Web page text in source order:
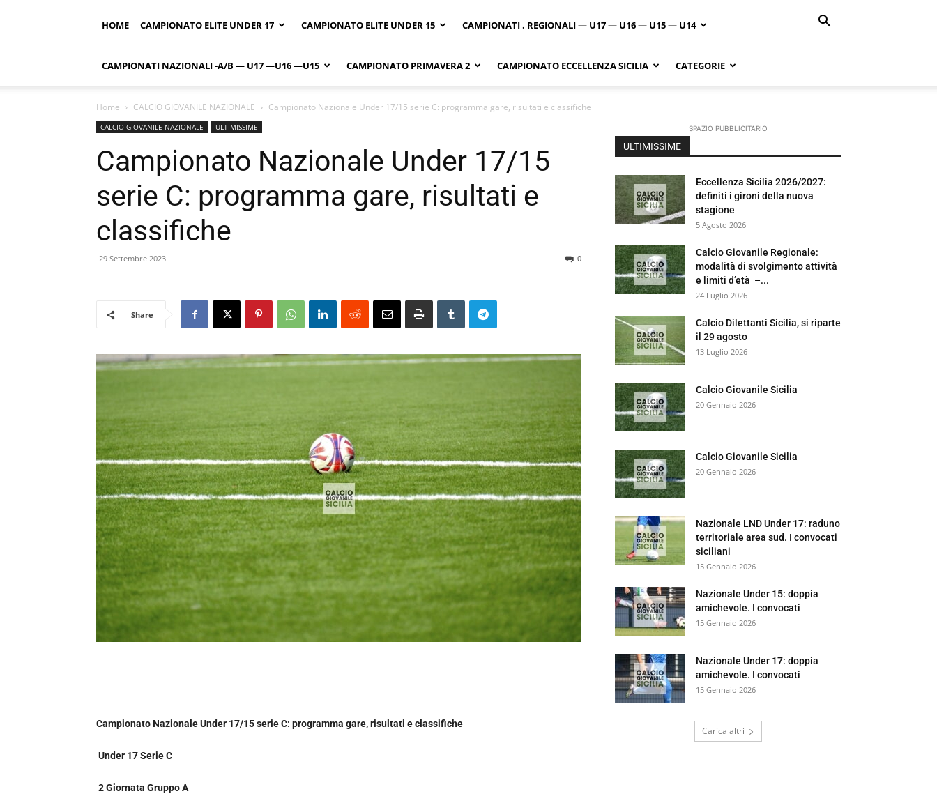
HOME CAMPIONATO ELITE UNDER 17 CAMPIONATO ELITE UNDER 15 CAMPIONATI . REGIONALI — U17 — U16 — U15 — U14
CAMPIONATI NAZIONALI -A/B — U17 —U16 —U15 CAMPIONATO PRIMAVERA 2 CAMPIONATO ECCELLENZA SICILIA CATEGORIE
Home CALCIO GIOVANILE NAZIONALE Campionato Nazionale Under 17/15 serie C: programma gare, risultati e classifiche
CALCIO GIOVANILE NAZIONALE ULTIMISSIME
Campionato Nazionale Under 17/15
serie C: programma gare, risultati e
classifiche
29 Settembre 2023 0
Share
Campionato Nazionale Under 17/15 serie C: programma gare, risultati e classifiche
Under 17 Serie C
2 Giornata Gruppo A
SPAZIO PUBBLICITARIO
ULTIMISSIME
Eccellenza Sicilia 2026/2027:
definiti i gironi della nuova
stagione
5 Agosto 2026
Calcio Giovanile Regionale:
modalità di svolgimento attività
e limiti d’età –...
24 Luglio 2026
Calcio Dilettanti Sicilia, si riparte
il 29 agosto
13 Luglio 2026
Calcio Giovanile Sicilia
20 Gennaio 2026
Calcio Giovanile Sicilia
20 Gennaio 2026
Nazionale LND Under 17: raduno
territoriale area sud. I convocati
siciliani
15 Gennaio 2026
Nazionale Under 15: doppia
amichevole. I convocati
15 Gennaio 2026
Nazionale Under 17: doppia
amichevole. I convocati
15 Gennaio 2026
Carica altri